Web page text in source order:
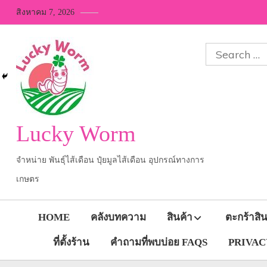
Skip
to
สิงหาคม 7, 2026
Lucky Worm
จำหน่าย พันธุ์ไส้เดือน ปุ๋ยมูลไส้เดือน อุปกรณ์ทางการ
เกษตร
Search
HOME คลังบทความ สินค้า ตะกร้าสิ
ที่ตั้งร้าน คำถามที่พบบ่อย FAQS